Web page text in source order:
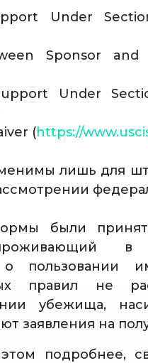
Under
Sponsor and
Under
(https://
лишь для
были
пользовании
правил не
убежища,
заявления на
подробнее,